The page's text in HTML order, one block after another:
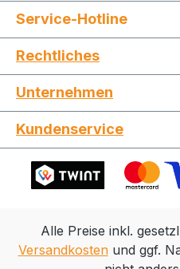
Jetzt die
Kopieren
Service-Hotline
Rechtliches
Unternehmen
Kundenservice
Alle Preise inkl.
Versandkostenund ggf.